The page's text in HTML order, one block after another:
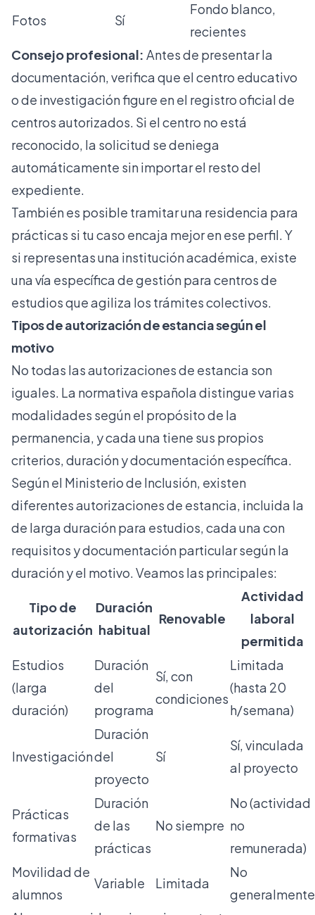
Fotos Sí
Fondo blanco,
recientes
Consejo profesional: Antes de presentar la
documentación, verifica que el centro educativo
o de investigación figure en el registro oficial de
centros autorizados. Si el centro no está
reconocido, la solicitud se deniega
automáticamente sin importar el resto del
expediente.
También es posible tramitar una residencia para
prácticas si tu caso encaja mejor en ese perfil. Y
si representas una institución académica, existe
una vía específica degestión para centros de
estudiosque agiliza los trámites colectivos.
Tipos de autorización de estancia según el
motivo
No todas las autorizaciones de estancia son
iguales. La normativa española distingue varias
modalidades según el propósito de la
permanencia, y cada una tiene sus propios
criterios, duración y documentación específica.
Según el Ministerio de Inclusión, existen
diferentes autorizaciones de estancia, incluida la
de larga duración para estudios, cada una con
requisitos y documentación particular según la
duración y el motivo. Veamos las principales:
Tipo de
autorización
Duración
habitual
Renovable
Actividad
laboral
permitida
Estudios
(larga
duración)
Duración
del
programa
Sí, con
condiciones
Limitada
(hasta 20
h/semana)
Investigación
Duración
del
proyecto
Sí
Sí, vinculada
al proyecto
Prácticas
formativas
Duración
de las
prácticas
No siempre
No (actividad
no
remunerada)
Movilidad de
alumnos
Variable Limitada
No
generalmente